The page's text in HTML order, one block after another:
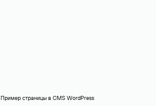
Пример страницы в CMS WordPress